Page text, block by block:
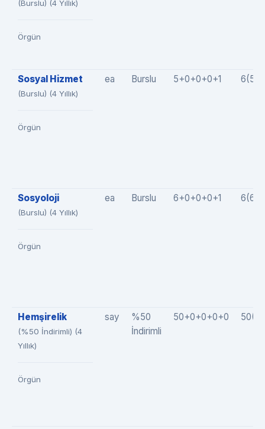
(Burslu) (4 Yıllık)
Örgün
Sosyal Hizmet
(Burslu) (4 Yıllık)
Örgün
ea Burslu 5+0+0+0+1
Sosyoloji
(Burslu) (4 Yıllık)
Örgün
ea Burslu 6+0+0+0+1
Hemşirelik
(%50 İndirimli) (4
Yıllık)
Örgün
say
%50
İndirimli
50+0+0+0+0